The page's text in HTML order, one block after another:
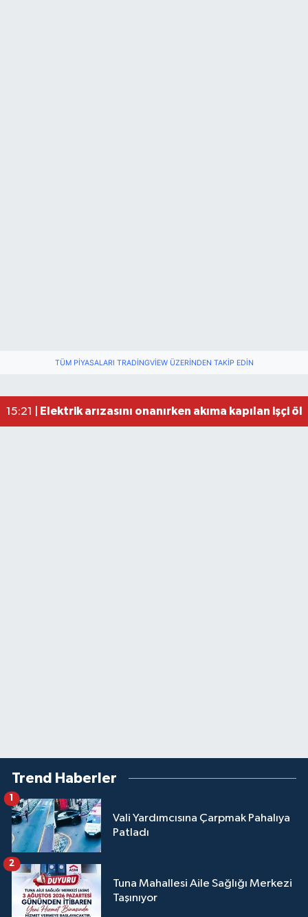
TÜM PIYASALARI TRADINGVIEW ÜZERINDEN TAKIP EDIN
15:21 | Elektrik arızasını onanırken akıma kapılan işçi
Trend Haberler
Vali Yardımcısına Çarpmak Pahalıya
Patladı
Tuna Mahallesi Aile Sağlığı Merkezi
Taşınıyor
2